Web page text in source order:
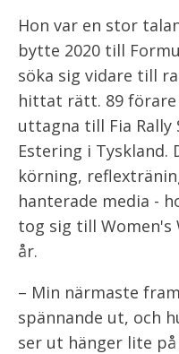
Hon var en stor
bytte 2020 till
söka sig vidare till
hittat rätt. 89 förare
uttagna till Fia Rally
Estering i Tyskland.
körning,
hanterade media -
tog sig till Women's
år.
– Min närmaste
spännande ut, och
ser ut hänger lite